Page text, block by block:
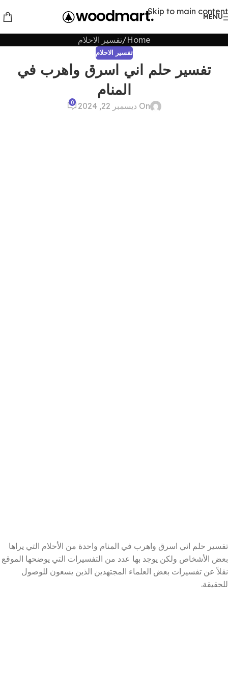
Skip to main content
MENU
Home تفسير الاحلام
تفسير الاحلام
تفسير حلم اني اسرق واهرب في
المنام
On ديسمبر 22, 2024 0
تفسير حلم اني اسرق واهرب في المنام واحدة من الأحلام التي يراها
بعض الأشخاص ولكن يوجد بها عدد من التفسيرات التي يوضحها الموقع
نقلاً عن تفسيرات بعض العلماء المجتهدين الذين يسعون للوصول
للحقيقة.